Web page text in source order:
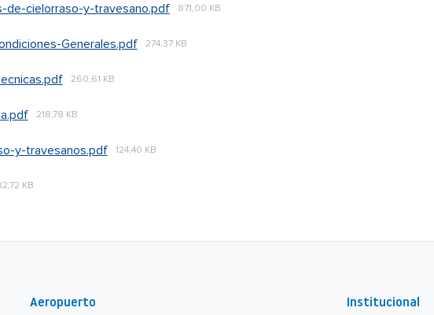
de-cielorraso-y-travesano.pdf 871,00 KB
Generales.pdf 274,37 KB
260,61 KB
218,78 KB
y-travesanos.pdf 124,40 KB
KB
Aeropuerto Institucional